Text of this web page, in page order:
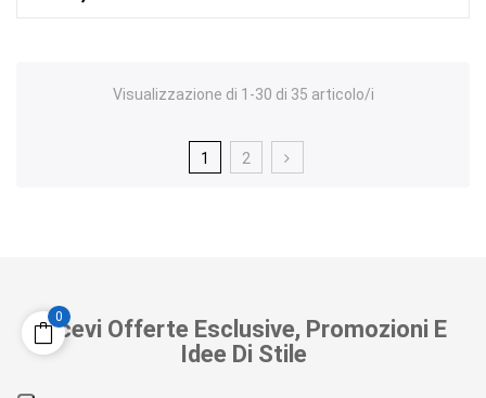
Visualizzazione di 1-30 di 35 articolo/i
1 2
Ricevi Offerte Esclusive, Promozioni E
Idee Di Stile
0